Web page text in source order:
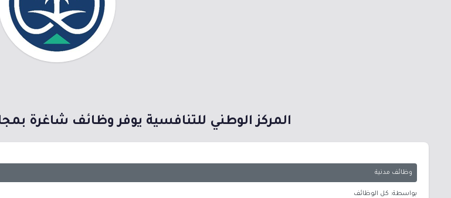
المركز الوطني للتنافسية يوفر وظائف شاغرة
وظائف مدنية
بواسطة: كل الوظائف